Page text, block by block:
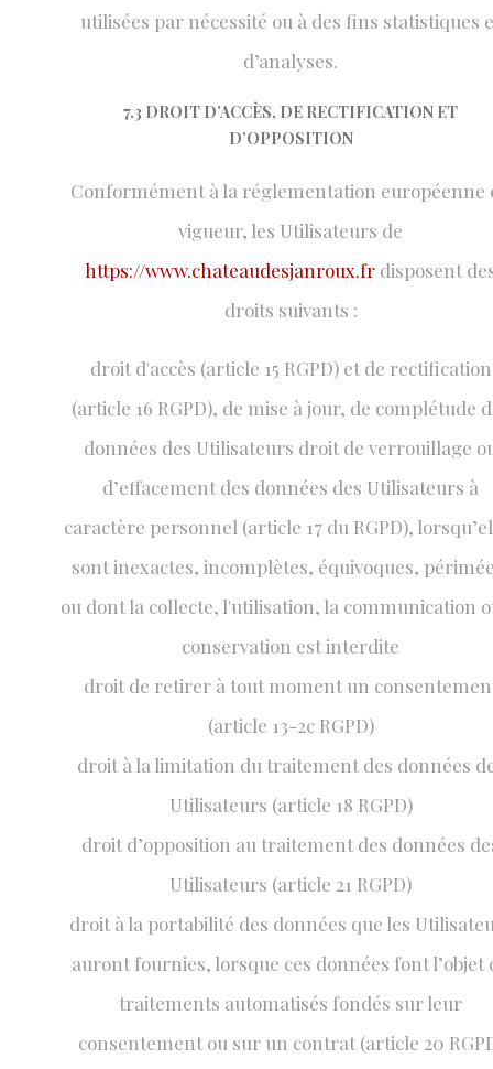
utilisées par nécessité ou à des fins statistiques
d’analyses.
7.3 DROIT D’ACCÈS, DE RECTIFICATION ET
D’OPPOSITION
Conformément à la réglementation européenne
vigueur, les Utilisateurs de
https://www.chateaudesjanroux.fr disposent
droits suivants :
droit d'accès (article 15 RGPD) et de rectification
(article 16 RGPD), de mise à jour, de complétude
données des Utilisateurs droit de verrouillage
d’effacement des données des Utilisateurs à
caractère personnel (article 17 du RGPD),
sont inexactes, incomplètes, équivoques,
ou dont la collecte, l'utilisation, la communication
conservation est interdite
droit de retirer à tout moment un
(article 13-2c RGPD)
droit à la limitation du traitement des données
Utilisateurs (article 18 RGPD)
droit d’opposition au traitement des données
Utilisateurs (article 21 RGPD)
droit à la portabilité des données que les
auront fournies, lorsque ces données font l’objet
traitements automatisés fondés sur leur
consentement ou sur un contrat (article 20